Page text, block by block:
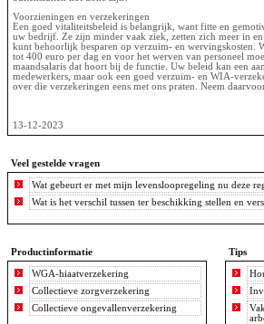
Voorzieningen en verzekeringen
Een goed vitaliteitsbeleid is belangrijk, want fitte en
uw bedrijf. Ze zijn minder vaak ziek, zetten zich meer in
kunt behoorlijk besparen op verzuim- en wervingskosten.
tot 400 euro per dag en voor het werven van personeel
maandsalaris dat hoort bij de functie. Uw beleid kan een
medewerkers, maar ook een goed verzuim- en WIA-
over die verzekeringen eens met ons praten. Neem
13-12-2023
Veel gestelde vragen
Wat gebeurt er met mijn levensloopregeling nu deze
Wat is het verschil tussen ter beschikking stellen en
Productinformatie
WGA-hiaatverzekering
Collectieve zorgverzekering
Collectieve ongevallenverzekering
Tips